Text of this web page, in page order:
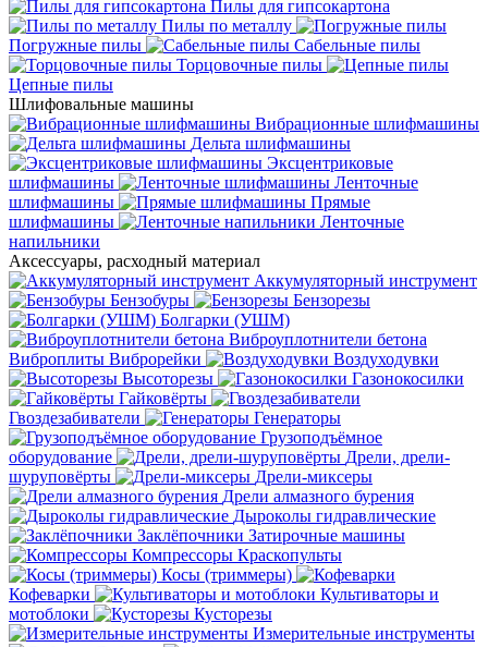
Пилы для гипсокартона
Пилы по металлу
Погружные пилы
Сабельные пилы
Торцовочные пилы
Цепные пилы
Шлифовальные машины
Вибрационные шлифмашины
Дельта шлифмашины
Эксцентриковые
шлифмашины
Ленточные
шлифмашины
Прямые
шлифмашины
Ленточные
напильники
Аксессуары, расходный материал
Аккумуляторный инструмент
Бензобуры
Бензорезы
Болгарки (УШМ)
Виброуплотнители бетона
Виброплиты Виброрейки
Воздуходувки
Высоторезы
Газонокосилки
Гайковёрты
Гвоздезабиватели
Генераторы
Грузоподъёмное
оборудование
Дрели, дрели-
шуруповёрты
Дрели-миксеры
Дрели алмазного бурения
Дыроколы гидравлические
Заклёпочники Затирочные машины
Компрессоры Краскопульты
Косы (триммеры)
Кофеварки
Культиваторы и
мотоблоки
Кусторезы
Измерительные инструменты